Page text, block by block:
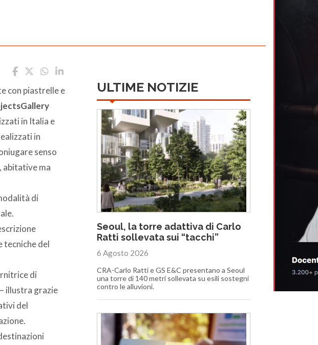
con piastrelle e
in Italia e
in
senso
abitative ma
di
tecniche del
di
illustra grazie
del
ULTIME NOTIZIE
Seoul, la torre adattiva di Carlo
Ratti sollevata sui “tacchi”
6 Agosto 2026
CRA-Carlo Ratti e GS E&C presentano a Seoul
una torre di 140 metri sollevata su esili sostegni
contro le alluvioni.